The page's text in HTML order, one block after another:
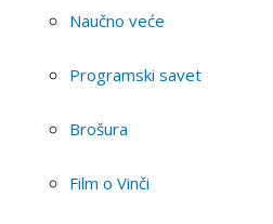
Naučno veće
Programski savet
Brošura
Film o Vinči